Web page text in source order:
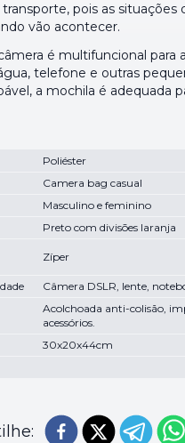
pois as situações
vão acontecer.
é multifuncional para
telefone e outras
a mochila é adequada
Poliéster
Camera bag casual
Masculino e feminino
Preto com divisões laranja
Zíper
Câmera DSLR, lente,
Acolchoada anti-colisão,
acessórios.
30x20x44cm